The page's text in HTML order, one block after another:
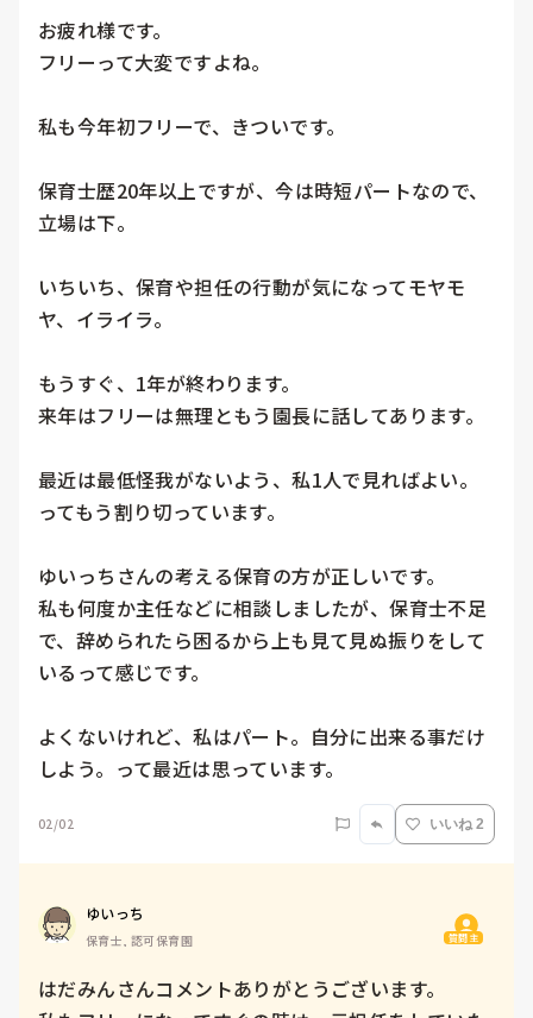
お疲れ様です。
フリーって大変ですよね。
私も今年初フリーで、きついです。
保育士歴20年以上ですが、今は時短パートなので、
立場は下。
いちいち、保育や担任の行動が気になってモヤモ
ヤ、イライラ。
もうすぐ、1年が終わります。
来年はフリーは無理ともう園長に話してあります。
最近は最低怪我がないよう、私1人で見ればよい。
ってもう割り切っています。
ゆいっちさんの考える保育の方が正しいです。
私も何度か主任などに相談しましたが、保育士不足
で、辞められたら困るから上も見て見ぬ振りをして
いるって感じです。
よくないけれど、私はパート。自分に出来る事だけ
しよう。って最近は思っています。
02/02 いいね 2
ゆいっち
保育士, 認可保育園 質問主
はだみんさんコメントありがとうございます。